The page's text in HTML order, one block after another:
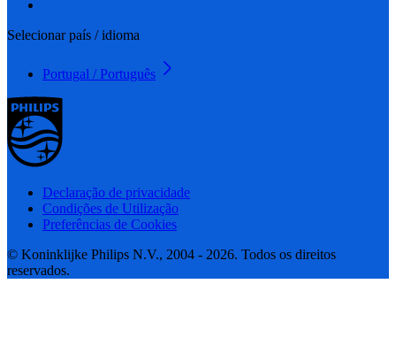
Selecionar país / idioma
Portugal / Português
Declaração de privacidade
Condições de Utilização
Preferências de Cookies
© Koninklijke Philips N.V., 2004 - 2026. Todos os direitos
reservados.